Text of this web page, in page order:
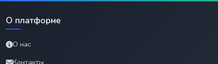
О платформе
О нас
Контакты